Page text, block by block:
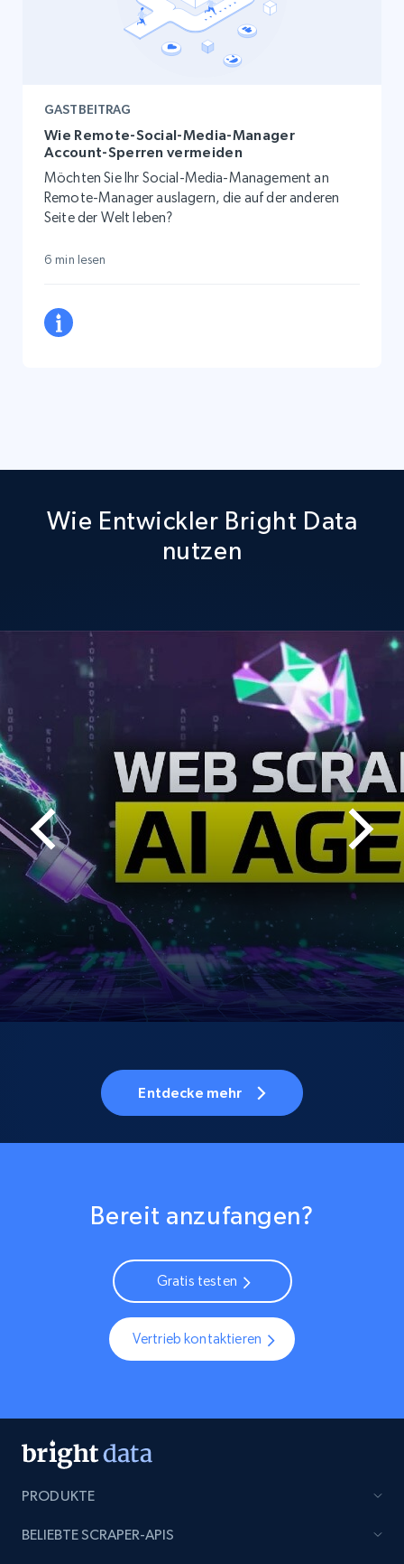
GASTBEITRAG
Wie Remote-Social-Media-Manager
Account-Sperren vermeiden
Möchten Sie Ihr Social-Media-Management an
Remote-Manager auslagern, die auf der anderen
Seite der Welt leben?
6 min lesen
Wie Entwickler Bright Data
nutzen
Entdecke mehr
Bereit anzufangen?
Gratis testen
Vertrieb kontaktieren
PRODUKTE
BELIEBTE SCRAPER-APIS